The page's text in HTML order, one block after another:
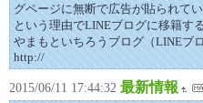
グページに無断で広告が貼られて
という理由でLINEブログに移籍す
やまもといちろうブログ（LINEブロ
http://
2015/06/11 17:44:32 最新情報